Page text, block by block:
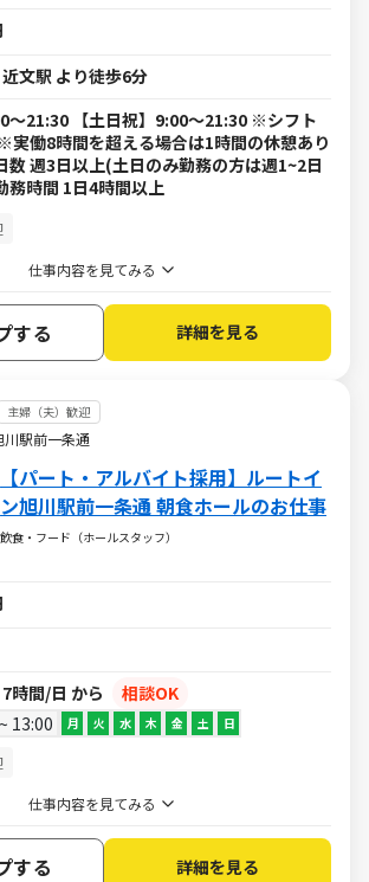
近文駅 より徒歩6分
～21:30 【土日祝】9:00～21:30 ※シフト
実働8時間を超える場合は1時間の休憩あり
週3日以上(土日のみ勤務の方は週1~2日
時間 1日4時間以上
仕事内容を見てみる
する 詳細を見る
主婦（夫）歓迎
駅前一条通
【パート・アルバイト採用】ルートイ
ン旭川駅前一条通 朝食ホールのお仕事
飲食・フード（ホールスタッフ）
時間/日 から
相談OK
13:00 月 火 水 木 金 土 日
仕事内容を見てみる
する 詳細を見る